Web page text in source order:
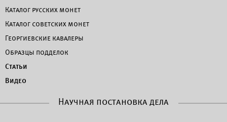
Каталог русских монет
Каталог советских монет
Георгиевские кавалеры
Образцы подделок
Статьи
Видео
Научная постановка дела